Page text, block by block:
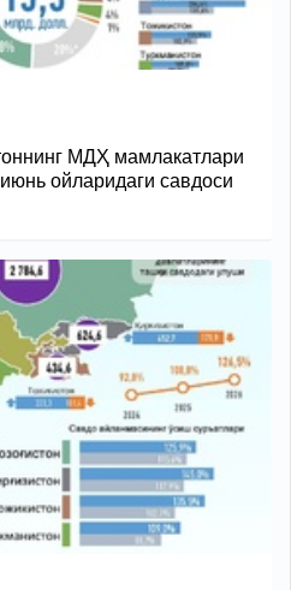
МДҲ мамлакатлари
ойларидаги савдоси